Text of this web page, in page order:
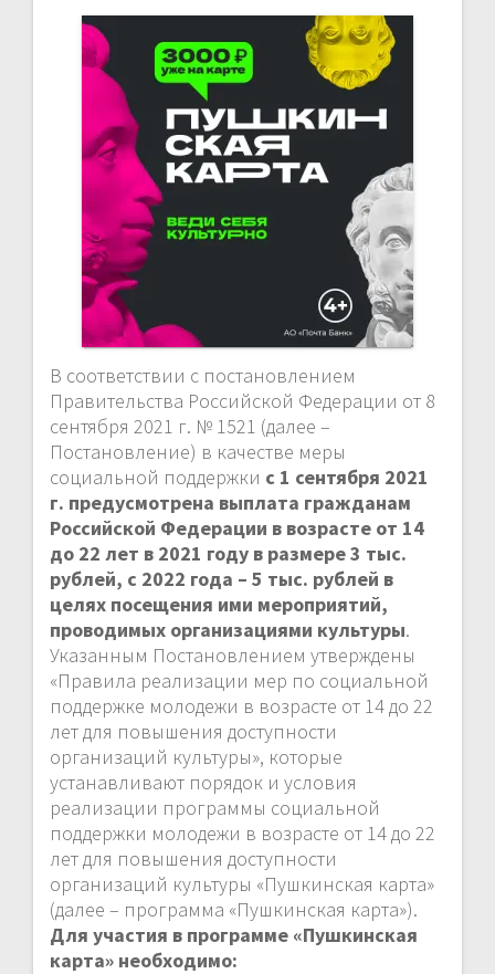
В соответствии с постановлением
Правительства Российской Федерации от 8
сентября 2021 г. № 1521 (далее –
Постановление) в качестве меры
социальной поддержки с 1 сентября 2021
г. предусмотрена выплата гражданам
Российской Федерации в возрасте от 14
до 22 лет в 2021 году в размере 3 тыс.
рублей, с 2022 года – 5 тыс. рублей в
целях посещения ими мероприятий,
проводимых организациями культуры.
Указанным Постановлением утверждены
«Правила реализации мер по социальной
поддержке молодежи в возрасте от 14 до 22
лет для повышения доступности
организаций культуры», которые
устанавливают порядок и условия
реализации программы социальной
поддержки молодежи в возрасте от 14 до 22
лет для повышения доступности
организаций культуры «Пушкинская карта»
(далее – программа «Пушкинская карта»).
Для участия в программе «Пушкинская
карта» необходимо: